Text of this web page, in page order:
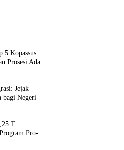
5 Kopassus
Prosesi Adat
Jejak
bagi Negeri
T
Pro-